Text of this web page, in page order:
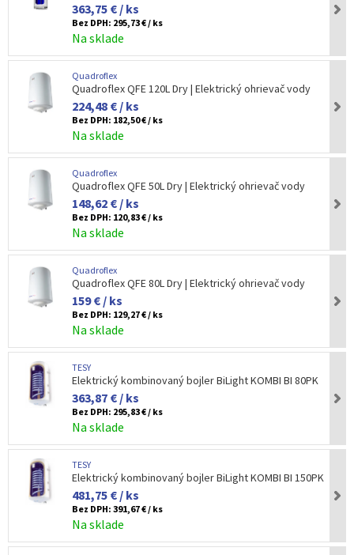
363,75 € / ks
Bez DPH: 295,73 € / ks
Na sklade
Quadroflex
Quadroflex QFE 120L Dry | Elektrický ohrievač vody
224,48 € / ks
Bez DPH: 182,50 € / ks
Na sklade
Quadroflex
Quadroflex QFE 50L Dry | Elektrický ohrievač vody
148,62 € / ks
Bez DPH: 120,83 € / ks
Na sklade
Quadroflex
Quadroflex QFE 80L Dry | Elektrický ohrievač vody
159 € / ks
Bez DPH: 129,27 € / ks
Na sklade
TESY
Elektrický kombinovaný bojler BiLight KOMBI BI 80PK
363,87 € / ks
Bez DPH: 295,83 € / ks
Na sklade
TESY
Elektrický kombinovaný bojler BiLight KOMBI BI 150PK
481,75 € / ks
Bez DPH: 391,67 € / ks
Na sklade